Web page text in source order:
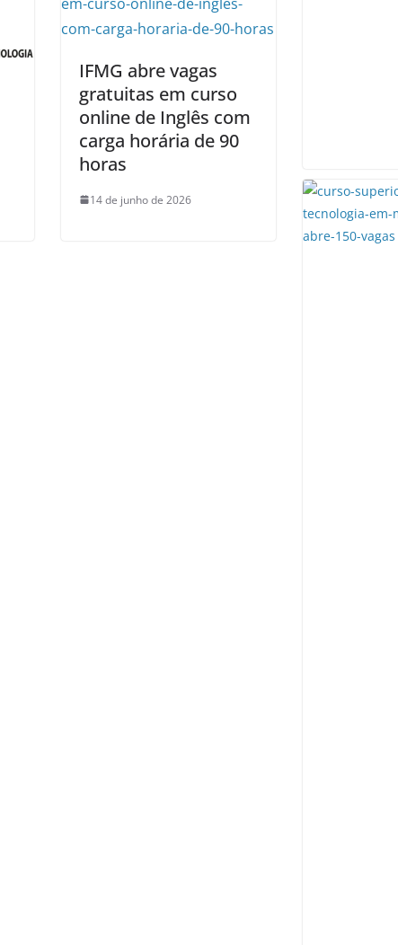
IFMG abre vagas
gratuitas em curso
online de Inglês com
carga horária de 90
horas
14 de junho de 2026